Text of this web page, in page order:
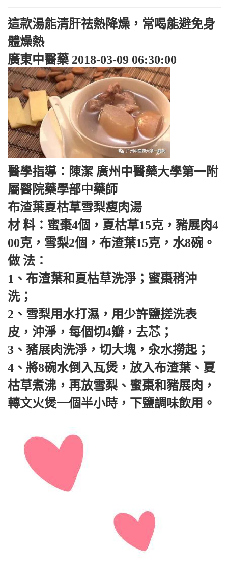
這款湯能清肝祛熱降燥，常喝能避免身
體燥熱
廣東中醫藥 2018-03-09 06:30:00
醫學指導：陳潔 廣州中醫藥大學第一附
屬醫院藥學部中藥師
布渣葉夏枯草雪梨瘦肉湯
材 料：蜜棗4個，夏枯草15克，豬展肉4
00克，雪梨2個，布渣葉15克，水8碗。
做 法：
1、布渣葉和夏枯草洗淨；蜜棗稍沖
洗；
2、雪梨用水打濕，用少許鹽搓洗表
皮，沖淨，每個切4瓣，去芯；
3、豬展肉洗淨，切大塊，汆水撈起；
4、將8碗水倒入瓦煲，放入布渣葉、夏
枯草煮沸，再放雪梨、蜜棗和豬展肉，
轉文火煲一個半小時，下鹽調味飲用。